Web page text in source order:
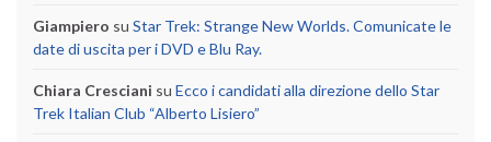
Giampiero su Star Trek: Strange New Worlds. Comunicate le
date di uscita per i DVD e Blu Ray.
Chiara Cresciani su Ecco i candidati alla direzione dello Star
Trek Italian Club “Alberto Lisiero”